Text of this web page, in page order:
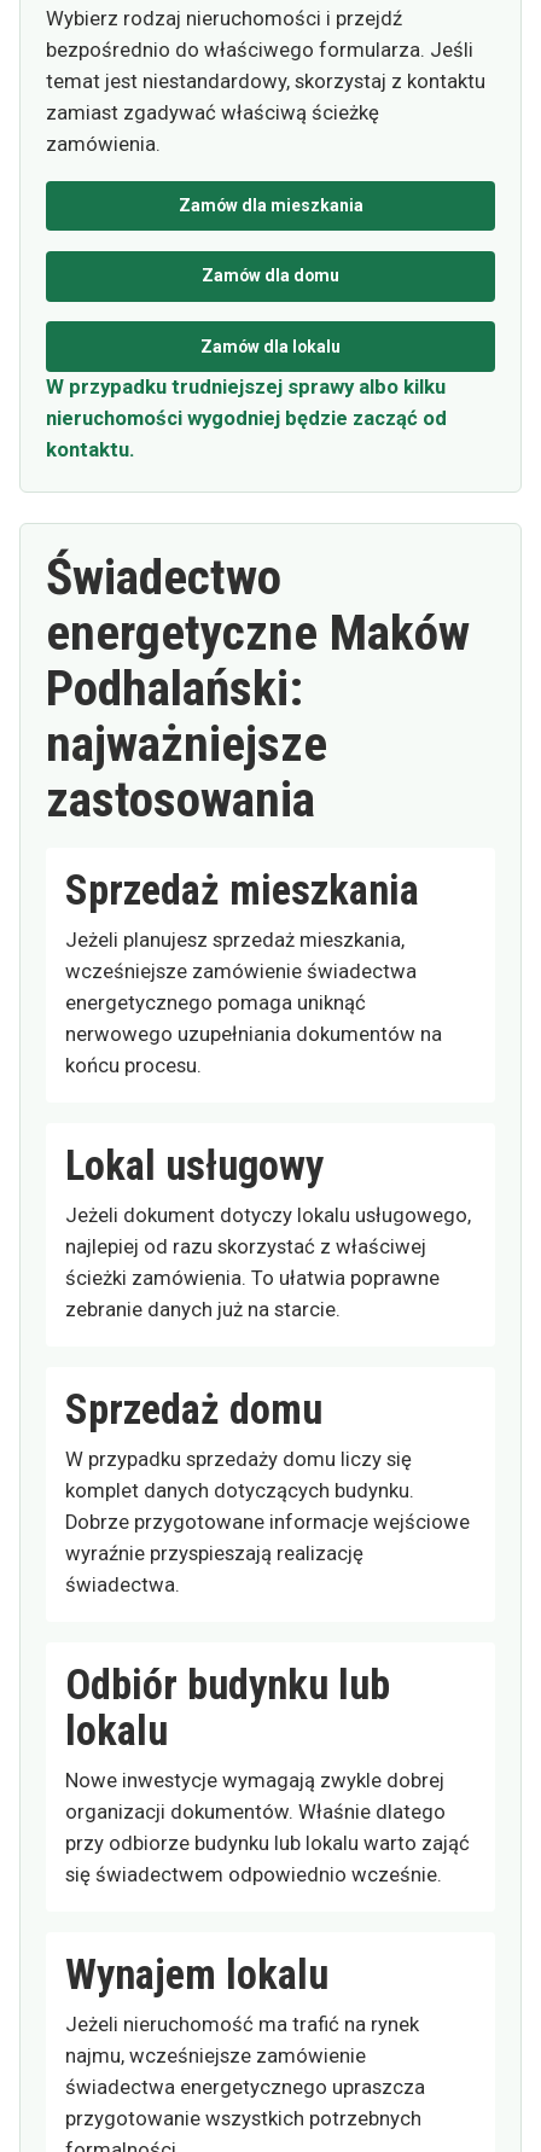
Wybierz rodzaj nieruchomości i przejdź
bezpośrednio do właściwego formularza. Jeśli
temat jest niestandardowy, skorzystaj z kontaktu
zamiast zgadywać właściwą ścieżkę
zamówienia.
Zamów dla mieszkania
Zamów dla domu
Zamów dla lokalu
W przypadku trudniejszej sprawy albo kilku
nieruchomości wygodniej będzie zacząć od
kontaktu.
Świadectwo
energetyczne Maków
Podhalański:
najważniejsze
zastosowania
Sprzedaż mieszkania
Jeżeli planujesz sprzedaż mieszkania,
wcześniejsze zamówienie świadectwa
energetycznego pomaga uniknąć
nerwowego uzupełniania dokumentów na
końcu procesu.
Lokal usługowy
Jeżeli dokument dotyczy lokalu usługowego,
najlepiej od razu skorzystać z właściwej
ścieżki zamówienia. To ułatwia poprawne
zebranie danych już na starcie.
Sprzedaż domu
W przypadku sprzedaży domu liczy się
komplet danych dotyczących budynku.
Dobrze przygotowane informacje wejściowe
wyraźnie przyspieszają realizację
świadectwa.
Odbiór budynku lub
lokalu
Nowe inwestycje wymagają zwykle dobrej
organizacji dokumentów. Właśnie dlatego
przy odbiorze budynku lub lokalu warto zająć
się świadectwem odpowiednio wcześnie.
Wynajem lokalu
Jeżeli nieruchomość ma trafić na rynek
najmu, wcześniejsze zamówienie
świadectwa energetycznego upraszcza
przygotowanie wszystkich potrzebnych